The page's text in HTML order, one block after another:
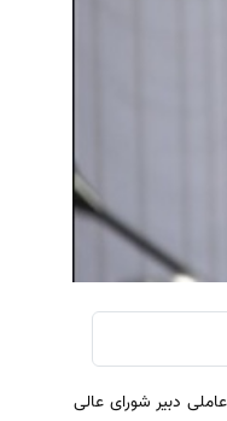
دبیر شورای عالی